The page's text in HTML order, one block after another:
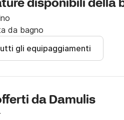
vi forniremo un briefing
spiagge sono ecc. (E anche
una mappa locale, c'è anche
documento d'identità /
per maggiori informazioni!
disponibili della
da bagno
gli equipaggiamenti
da Damulis